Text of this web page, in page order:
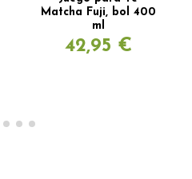
Matcha Fuji, bol 400
ml
42,95 €